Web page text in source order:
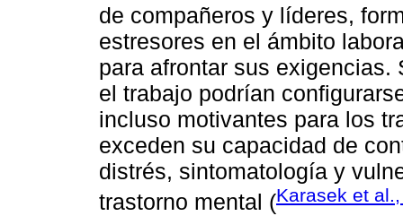
de compañeros y líderes,
estresores en el ámbito
para afrontar sus
el trabajo podrían
incluso motivantes para los
exceden su capacidad de
distrés, sintomatología y
trastorno mental (Karasek et